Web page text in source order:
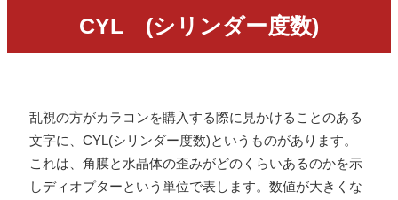
CYL (シリンダー度数)
乱視の方がカラコンを購入する際に見かけることのある
文字に、CYL(シリンダー度数)というものがあります。
これは、角膜と水晶体の歪みがどのくらいあるのかを示
しディオプターという単位で表します。数値が大きくな